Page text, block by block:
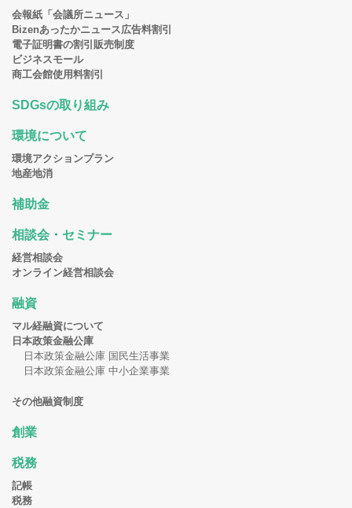
会報紙「会議所ニュース」
Bizenあったかニュース広告料割引
電子証明書の割引販売制度
ビジネスモール
商工会館使用料割引
SDGsの取り組み
環境について
環境アクションプラン
地産地消
補助金
相談会・セミナー
経営相談会
オンライン経営相談会
融資
マル経融資について
日本政策金融公庫
日本政策金融公庫 国民生活事業
日本政策金融公庫 中小企業事業
その他融資制度
創業
税務
記帳
税務